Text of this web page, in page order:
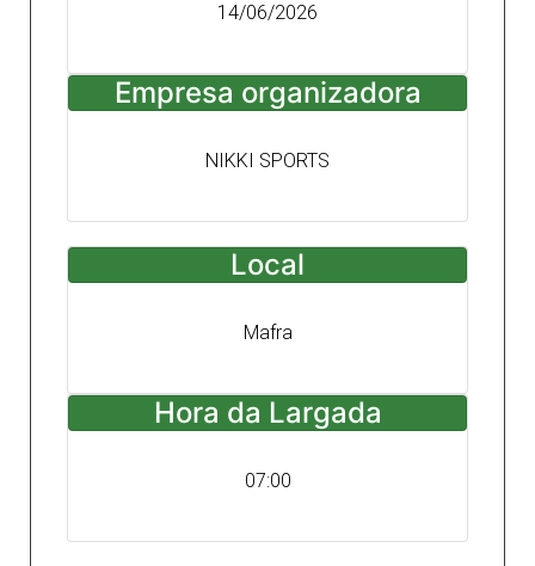
14/06/2026
Empresa organizadora
NIKKI SPORTS
Local
Mafra
Hora da Largada
07:00